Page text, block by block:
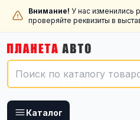
Внимание! У нас изменились
проверяйте реквизиты в
Каталог